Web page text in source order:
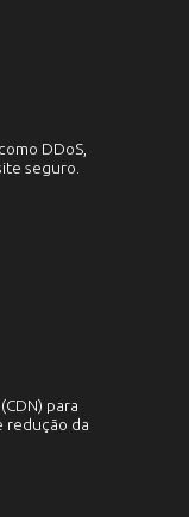
DDoS,
seguro.
para
redução da